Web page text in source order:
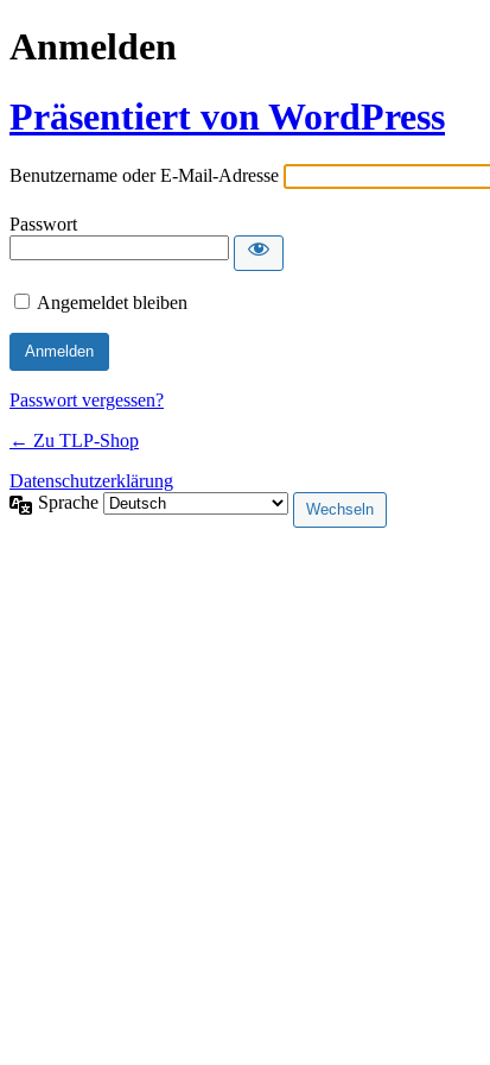
Anmelden
Präsentiert von WordPress
Benutzername oder E-Mail-Adresse
Passwort
Angemeldet bleiben
Passwort vergessen?
← Zu TLP-Shop
Datenschutzerklärung
Sprache